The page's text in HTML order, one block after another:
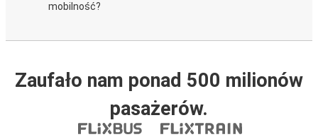
mobilność?
Zaufało nam ponad 500 milionów
pasażerów.